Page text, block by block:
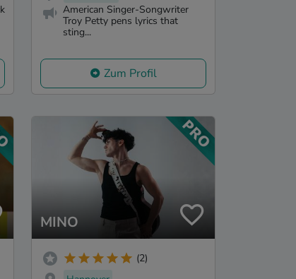
American Singer-Songwriter
Troy Petty pens lyrics that
sting...
Zum Profil
MINO
(2)